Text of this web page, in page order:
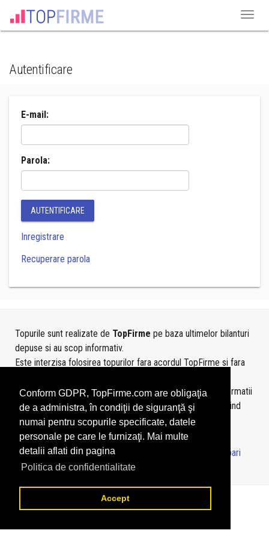
Conform GDPR, TopFirme.com are obligaţia
de a administra, în condiţii de siguranţă şi
numai pentru scopurile specificate, datele
personale pe care le furnizaţi. Mai multe
detalii aflati din pagina
Politica de confidentialitate
Accept
Autentificare
E-mail:
Parola:
AUTENTIFICARE
Inregistrare
Recuperare parola
Topurile sunt realizate de TopFirme pe baza ultimelor bilanturi
depuse si au scop informativ.
Este interzisa folosirea topurilor fara acordul TopFirme si fara
Daca doriti sa achizitionatitopuri personalizatesau informatii
despre agentii economici va rugam sa ne contactati folosind
sectiuneaContact
© 2026 - TopFirme -Termeni si conditii
Intrebari
frecvente